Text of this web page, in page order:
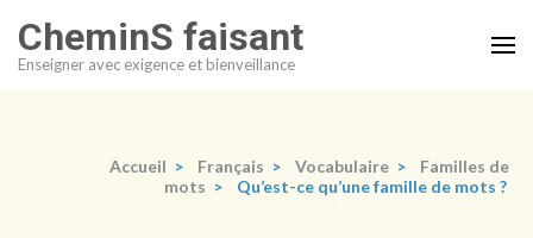
au
contenu
CheminS faisant
Enseigner avec exigence et bienveillance
Accueil > Français > Vocabulaire >
Familles de
mots > Qu’est-ce qu’une famille de mots ?